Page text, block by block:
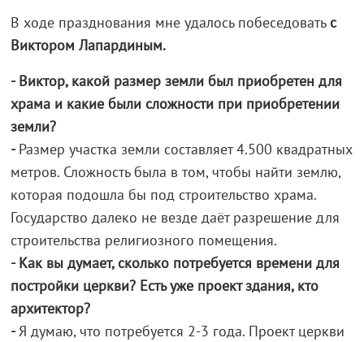
В ходе празднования мне удалось побеседовать с
Виктором Лапардиным.
- Виктор, какой размер земли был приобретен для
храма и какие были сложности при приобретении
земли?
-Размер участка земли составляет 4.500 квадратных
метров. Сложность была в том, чтобы найти землю,
которая подошла бы под строительство храма.
Государство далеко не везде даёт разрешение для
строительства религиозного помещения.
- Как вы думает, сколько потребуется времени для
постройки церкви? Есть уже проект здания, кто
архитектор?
-Я думаю, что потребуется 2-3 года. Проект церкви